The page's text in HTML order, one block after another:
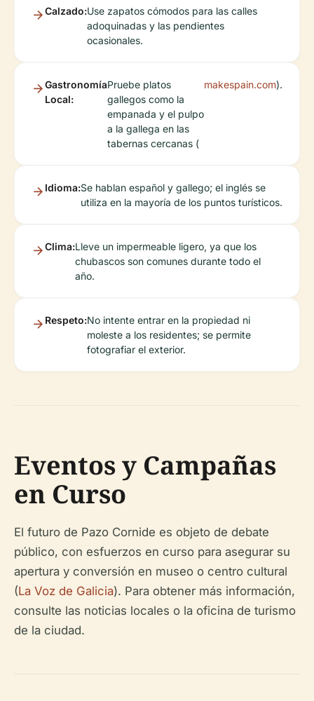
Calzado:Use zapatos cómodos para las calles
adoquinadas y las pendientes
ocasionales.
Gastronomía
Local:
Pruebe platos
gallegos como la
empanada y el pulpo
a la gallega en las
tabernas cercanas (
makespain.com).
Idioma:Se hablan español y gallego; el inglés se
utiliza en la mayoría de los puntos turísticos.
Clima:Lleve un impermeable ligero, ya que los
chubascos son comunes durante todo el
año.
Respeto:No intente entrar en la propiedad ni
moleste a los residentes; se permite
fotografiar el exterior.
Eventos y Campañas
en Curso
El futuro de Pazo Cornide es objeto de debate
público, con esfuerzos en curso para asegurar su
apertura y conversión en museo o centro cultural
(La Voz de Galicia). Para obtener más información,
consulte las noticias locales o la oficina de turismo
de la ciudad.